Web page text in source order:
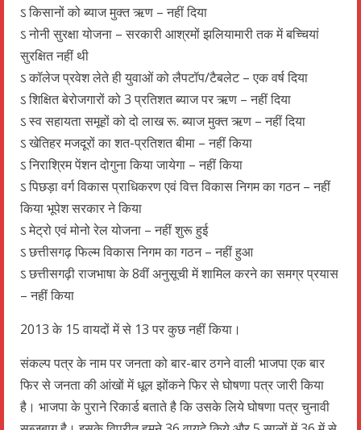
ऽ किसानों को ब्याज मुक्त ऋण – नहीं दिया
ऽ नोनी सुरक्षा योजना – सरकारी आश्रमों झलियामारी तक में बच्चियां
सुरक्षित नहीं थी
ऽ कॉलेज प्रवेश लेते ही युवाओं को लैपटॉप/टैबलेट – एक वर्ष दिया
ऽ शिक्षित बेरोजगारों को 3 प्रतिशत ब्याज पर ऋण – नहीं दिया
ऽ स्व सहायता समूहों को दो लाख रू. ब्याज मुक्त ऋण – नहीं दिया
ऽ खेतिहर मजदूरों का शत-प्रतिशत बीमा – नहीं किया
ऽ निराश्रिम पेंशन दोगुना किया जायेगा – नहीं किया
ऽ पिछड़ा वर्ग विकास प्राधिकरण एवं वित्त विकास निगम का गठन – नहीं
किया भूपेश सरकार ने किया
ऽ मेट्रो एवं मोनो रेल योजना – नहीं शुरू हुई
ऽ छत्तीसगढ़ फिल्म विकास निगम का गठन – नहीं हुआ
ऽ छत्तीसगढ़ी राजभाषा के 8वीं अनुसूची में शामिल करने का समग्र प्रयास
– नहीं किया
2013 के 15 वायदों में से 13 पर कुछ नहीं किया।
संकल्प पत्र के नाम पर जनता को बार-बार ठगने वाली भाजपा एक बार
फिर से जनता की आंखों में धूल झोंकने फिर से घोषणा पत्र जारी किया
है। भाजपा के पुराने रिकार्ड बताते है कि उसके लिये घोषणा पत्र चुनावी